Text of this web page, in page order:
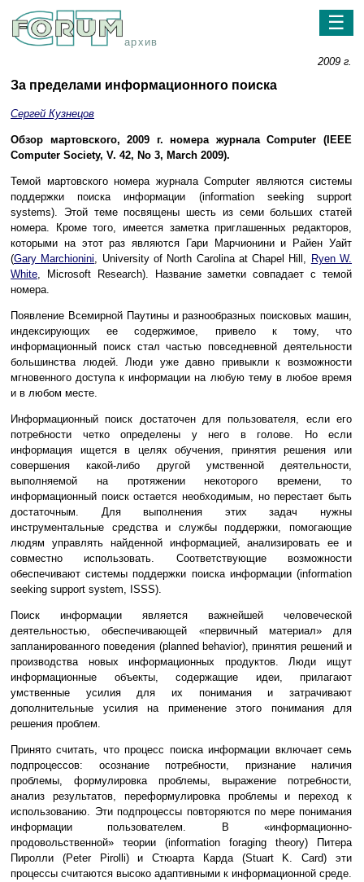
архив
☰
2009 г.
За пределами информационного поиска
Сергей Кузнецов
Обзор мартовского, 2009 г. номера журнала Computer (IEEE
Computer Society, V. 42, No 3, March 2009).
Темой мартовского номера журнала Computer являются системы
поддержки поиска информации (information seeking support
systems). Этой теме посвящены шесть из семи больших статей
номера. Кроме того, имеется заметка приглашенных редакторов,
которыми на этот раз являются Гари Марчионини и Райен Уайт
(Gary Marchionini, University of North Carolina at Chapel Hill, Ryen W.
White, Microsoft Research). Название заметки совпадает с темой
номера.
Появление Всемирной Паутины и разнообразных поисковых машин,
индексирующих ее содержимое, привело к тому, что
информационный поиск стал частью повседневной деятельности
большинства людей. Люди уже давно привыкли к возможности
мгновенного доступа к информации на любую тему в любое время
и в любом месте.
Информационный поиск достаточен для пользователя, если его
потребности четко определены у него в голове. Но если
информация ищется в целях обучения, принятия решения или
совершения какой-либо другой умственной деятельности,
выполняемой на протяжении некоторого времени, то
информационный поиск остается необходимым, но перестает быть
достаточным. Для выполнения этих задач нужны
инструментальные средства и службы поддержки, помогающие
людям управлять найденной информацией, анализировать ее и
совместно использовать. Соответствующие возможности
обеспечивают системы поддержки поиска информации (information
seeking support system, ISSS).
Поиск информации является важнейшей человеческой
деятельностью, обеспечивающей «первичный материал» для
запланированного поведения (planned behavior), принятия решений и
производства новых информационных продуктов. Люди ищут
информационные объекты, содержащие идеи, прилагают
умственные усилия для их понимания и затрачивают
дополнительные усилия на применение этого понимания для
решения проблем.
Принято считать, что процесс поиска информации включает семь
подпроцессов: осознание потребности, признание наличия
проблемы, формулировка проблемы, выражение потребности,
анализ результатов, переформулировка проблемы и переход к
использованию. Эти подпроцессы повторяются по мере понимания
информации пользователем. В «информационно-
продовольственной» теории (information foraging theory) Питера
Пиролли (Peter Pirolli) и Стюарта Карда (Stuart K. Card) эти
процессы считаются высоко адаптивными к информационной среде.